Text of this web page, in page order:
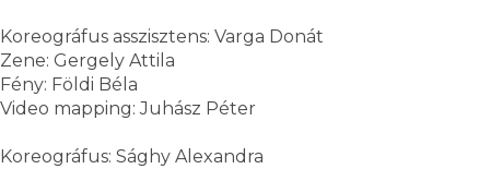
Koreográfus asszisztens: Varga Donát
Zene: Gergely Attila
Fény: Földi Béla
Video mapping: Juhász Péter
Koreográfus: Sághy Alexandra